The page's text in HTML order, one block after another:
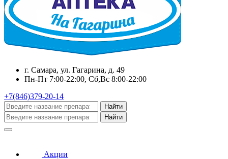
г. Самара, ул. Гагарина, д. 49
Пн-Пт 7:00-22:00, Сб,Вс 8:00-22:00
+7(846)379-20-14
Найти
Найти
Акции